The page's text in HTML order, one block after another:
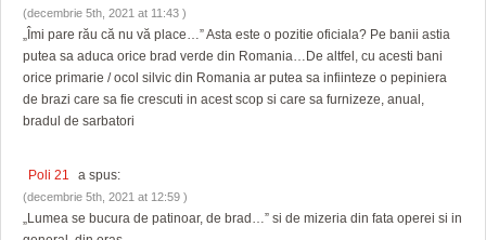
(decembrie 5th, 2021 at 11:43 )
„Îmi pare rău că nu vă place…” Asta este o pozitie oficiala? Pe banii astia
putea sa aduca orice brad verde din Romania…De altfel, cu acesti bani
orice primarie / ocol silvic din Romania ar putea sa infiinteze o pepiniera
de brazi care sa fie crescuti in acest scop si care sa furnizeze, anual,
bradul de sarbatori
Poli 21 a spus:
(decembrie 5th, 2021 at 12:59 )
„Lumea se bucura de patinoar, de brad…” si de mizeria din fata operei si in